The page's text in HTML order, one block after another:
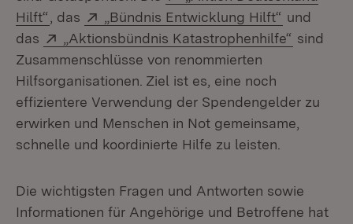
Hilft“ (Öffnet in neuem Fenster)
, das Extern:
„Bündnis Entwicklung Hilft“ (Öffnet in
und
das
Extern:
„Aktionsbündnis Katastrophenhilfe“ (Öffnet
sind
Zusammenschlüsse von renommierten
Hilfsorganisationen. Ziel ist es, eine noch
effizientere Verwendung der Spendengelder zu
erwirken und Menschen in Not gemeinsame,
schnelle und koordinierte Hilfe zu leisten.
Die wichtigsten Fragen und Antworten sowie
Informationen für Angehörige und Betroffene hat